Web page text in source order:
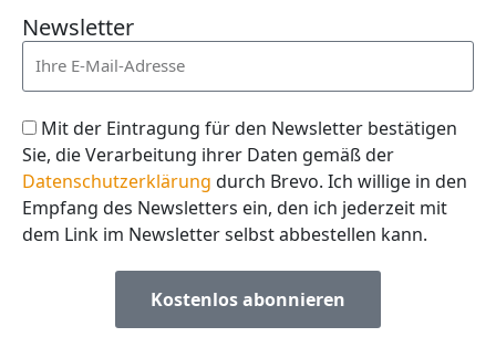
Newsletter
Mit der Eintragung für den Newsletter bestätigen
Sie, die Verarbeitung ihrer Daten gemäß der
Datenschutzerklärung durch Brevo. Ich willige in den
Empfang des Newsletters ein, den ich jederzeit mit
dem Link im Newsletter selbst abbestellen kann.
Kostenlos abonnieren